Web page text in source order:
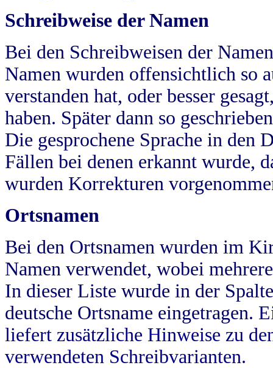
Schreibweise der Namen
Bei den Schreibweisen der
Namen wurden offensichtlich so
verstanden hat, oder besser
haben. Später dann so
Die gesprochene Sprache in
Fällen bei denen erkannt wurde,
wurden Korrekturen
Ortsnamen
Bei den Ortsnamen wurden im
Namen verwendet, wobei
In dieser Liste wurde in der
deutsche Ortsname eingetragen.
liefert zusätzliche Hinweise zu
verwendeten Schreibvarianten.